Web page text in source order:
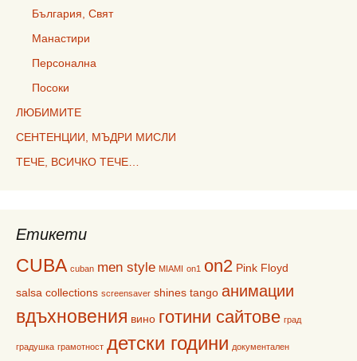
България, Свят
Манастири
Персонална
Посоки
ЛЮБИМИТЕ
СЕНТЕНЦИИ, МЪДРИ МИСЛИ
ТЕЧЕ, ВСИЧКО ТЕЧЕ…
Етикети
CUBA cuban men style MIAMI on1 on2 Pink Floyd
salsa collections screensaver shines tango анимации
вдъхновения вино готини сайтове град
градушка грамотност детски години документален